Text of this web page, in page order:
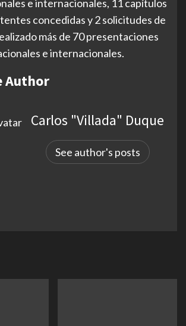
e internacionales, 11 capítulos
concedidas y 2 solicitudes de
más de 70 presentaciones
e internacionales.
Author
Carlos "Villada" Duque
See author's posts